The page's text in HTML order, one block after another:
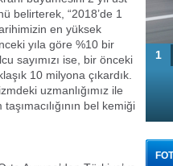
belirterek, “2018’de 1
en yüksek
yıla göre %10 bir
sayımızı ise, bir önceki
10 milyona çıkardık.
uzmanlığımız ile
bel kemiği
1